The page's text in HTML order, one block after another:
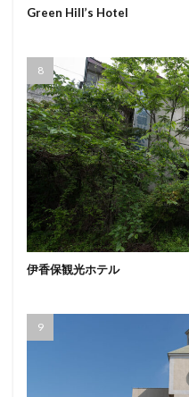
Green Hill’s Hotel
伊香保観光ホテル